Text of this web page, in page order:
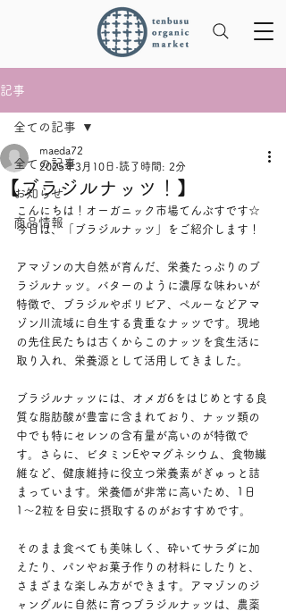
記事
全ての記事
お知らせ
商品情報
全ての記事
【ブラジルナッツ！】
maeda72
2025年3月10日 読了時間: 2分
こんにちは！オーガニック市場てんぶすです☆
今日は、「ブラジルナッツ」をご紹介します！
アマゾンの大自然が育んだ、栄養たっぷりのブ
ラジルナッツ。バターのように濃厚な味わいが
特徴で、ブラジルやボリビア、ペルーなどアマ
ゾン川流域に自生する貴重なナッツです。現地
の先住民たちは古くからこのナッツを食生活に
取り入れ、栄養源として活用してきました。
ブラジルナッツには、オメガ6をはじめとする良
質な脂肪酸が豊富に含まれており、ナッツ類の
中でも特にセレンの含有量が高いのが特徴で
す。さらに、ビタミンEやマグネシウム、食物繊
維など、健康維持に役立つ栄養素がぎゅっと詰
まっています。栄養価が非常に高いため、1日
1〜2粒を目安に摂取するのがおすすめです。
そのまま食べても美味しく、砕いてサラダに加
えたり、パンやお菓子作りの材料にしたりと、
さまざまな楽しみ方ができます。アマゾンのジ
ャングルに自然に育つブラジルナッツは、農薬